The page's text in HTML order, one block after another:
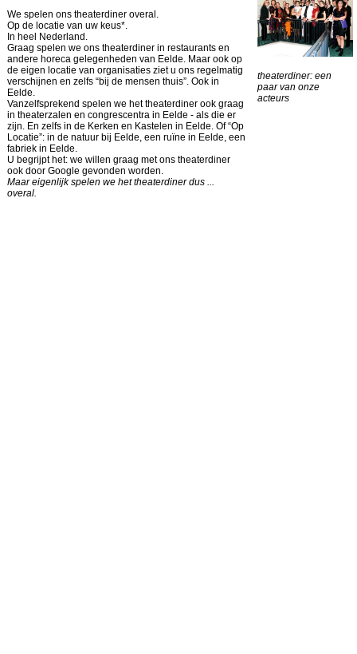
We spelen ons theaterdiner overal.
Op de locatie van uw keus*.
In heel Nederland.
Graag spelen we ons theaterdiner in restaurants en
andere horeca gelegenheden van Eelde. Maar ook op
de eigen locatie van organisaties ziet u ons regelmatig
verschijnen en zelfs “bij de mensen thuis”. Ook in
Eelde.
Vanzelfsprekend spelen we het theaterdiner ook graag
in theaterzalen en congrescentra in Eelde - als die er
zijn. En zelfs in de Kerken en Kastelen in Eelde. Of “Op
Locatie”: in de natuur bij Eelde, een ruïne in Eelde, een
fabriek in Eelde.
U begrijpt het: we willen graag met ons theaterdiner
ook door Google gevonden worden.
Maar eigenlijk spelen we het theaterdiner dus ...
overal.
theaterdiner: een
paar van onze
acteurs